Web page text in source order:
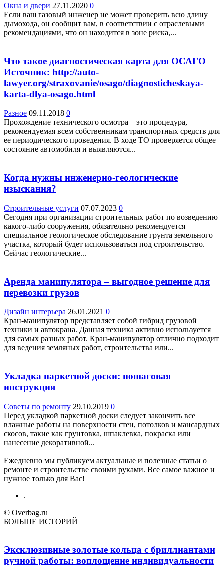
Окна и двери 27.11.2020 0
Если ваш газовый инженер не может проверить всю длину
дымохода, он сообщит вам, в соответствии с отраслевыми
рекомендациями, что он находится в зоне риска,...
Что такое диагностическая карта для ОСАГО
Источник: http://auto-
lawyer.org/straxovanie/osago/diagnosticheskaya-
karta-dlya-osago.html
Разное 09.11.2018 0
Прохождение технического осмотра – это процедура,
рекомендуемая всем собственникам транспортных средств для
ее периодического проведения. В ходе ТО проверяется общее
состояние автомобиля и выявляются...
Когда нужны инженерно-геологические
изыскания?
Строительные услуги 07.07.2023 0
Сегодня при организации строительных работ по возведению
какого-либо сооружения, обязательно рекомендуется
специальное геологическое обследование грунта земельного
участка, который будет использоваться под строительство.
Сейчас геологические...
Аренда манипулятора – выгодное решение для
перевозки грузов
Дизайн интерьера 26.01.2021 0
Кран-манипулятор представляет собой гибрид грузовой
техники и автокрана. Данная техника активно используется
для самых разных работ. Кран-манипулятор отлично подходит
для ведения земляных работ, строительства или...
Укладка паркетной доски: пошаговая
инструкция
Советы по ремонту 29.10.2019 0
Перед укладкой паркетной доски следует закончить все
влажные работы на поверхности стен, потолков и мансардных
скосов, такие как грунтовка, шпаклевка, покраска или
нанесение декоративной...
Ежедневно мы публикуем актуальные и полезные статьи о
ремонте и строительстве своими руками. Все самое важное и
нужное только для Вас!
.
© Overbag.ru
БОЛЬШЕ ИСТОРИЙ
Эксклюзивные золотые кольца с бриллиантами
ручной работы: воплощение индивидуальности